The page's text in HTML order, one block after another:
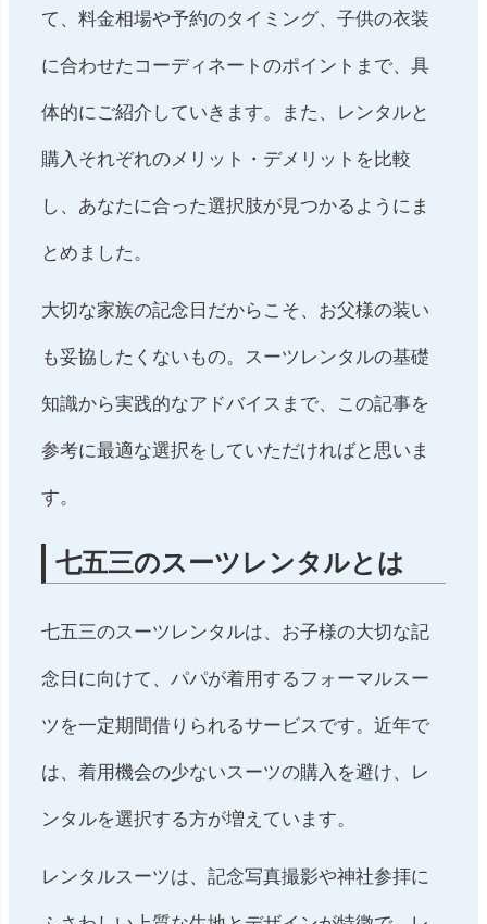
て、料金相場や予約のタイミング、子供の衣装
に合わせたコーディネートのポイントまで、具
体的にご紹介していきます。また、レンタルと
購入それぞれのメリット・デメリットを比較
し、あなたに合った選択肢が見つかるようにま
とめました。
大切な家族の記念日だからこそ、お父様の装い
も妥協したくないもの。スーツレンタルの基礎
知識から実践的なアドバイスまで、この記事を
参考に最適な選択をしていただければと思いま
す。
七五三のスーツレンタルとは
七五三のスーツレンタルは、お子様の大切な記
念日に向けて、パパが着用するフォーマルスー
ツを一定期間借りられるサービスです。近年で
は、着用機会の少ないスーツの購入を避け、レ
ンタルを選択する方が増えています。
レンタルスーツは、記念写真撮影や神社参拝に